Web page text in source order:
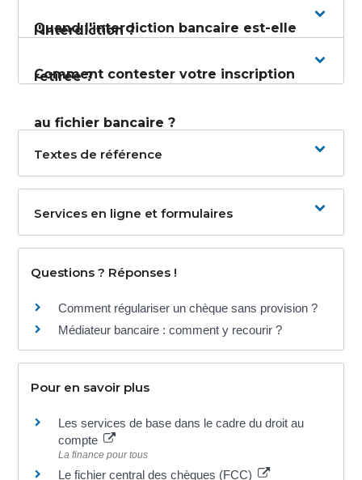
l'interdiction ?
Quand l'interdiction bancaire est-elle
retirée ?
Comment contester votre inscription
au fichier bancaire ?
Textes de référence
Services en ligne et formulaires
Questions ? Réponses !
Comment régulariser un chèque sans provision ?
Médiateur bancaire : comment y recourir ?
Pour en savoir plus
Les services de base dans le cadre du droit au
compte
La finance pour tous
Le fichier central des chèques (FCC)